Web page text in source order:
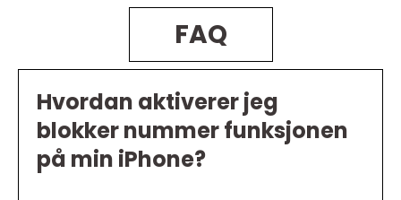
FAQ
Hvordan aktiverer jeg
blokker nummer funksjonen
på min iPhone?